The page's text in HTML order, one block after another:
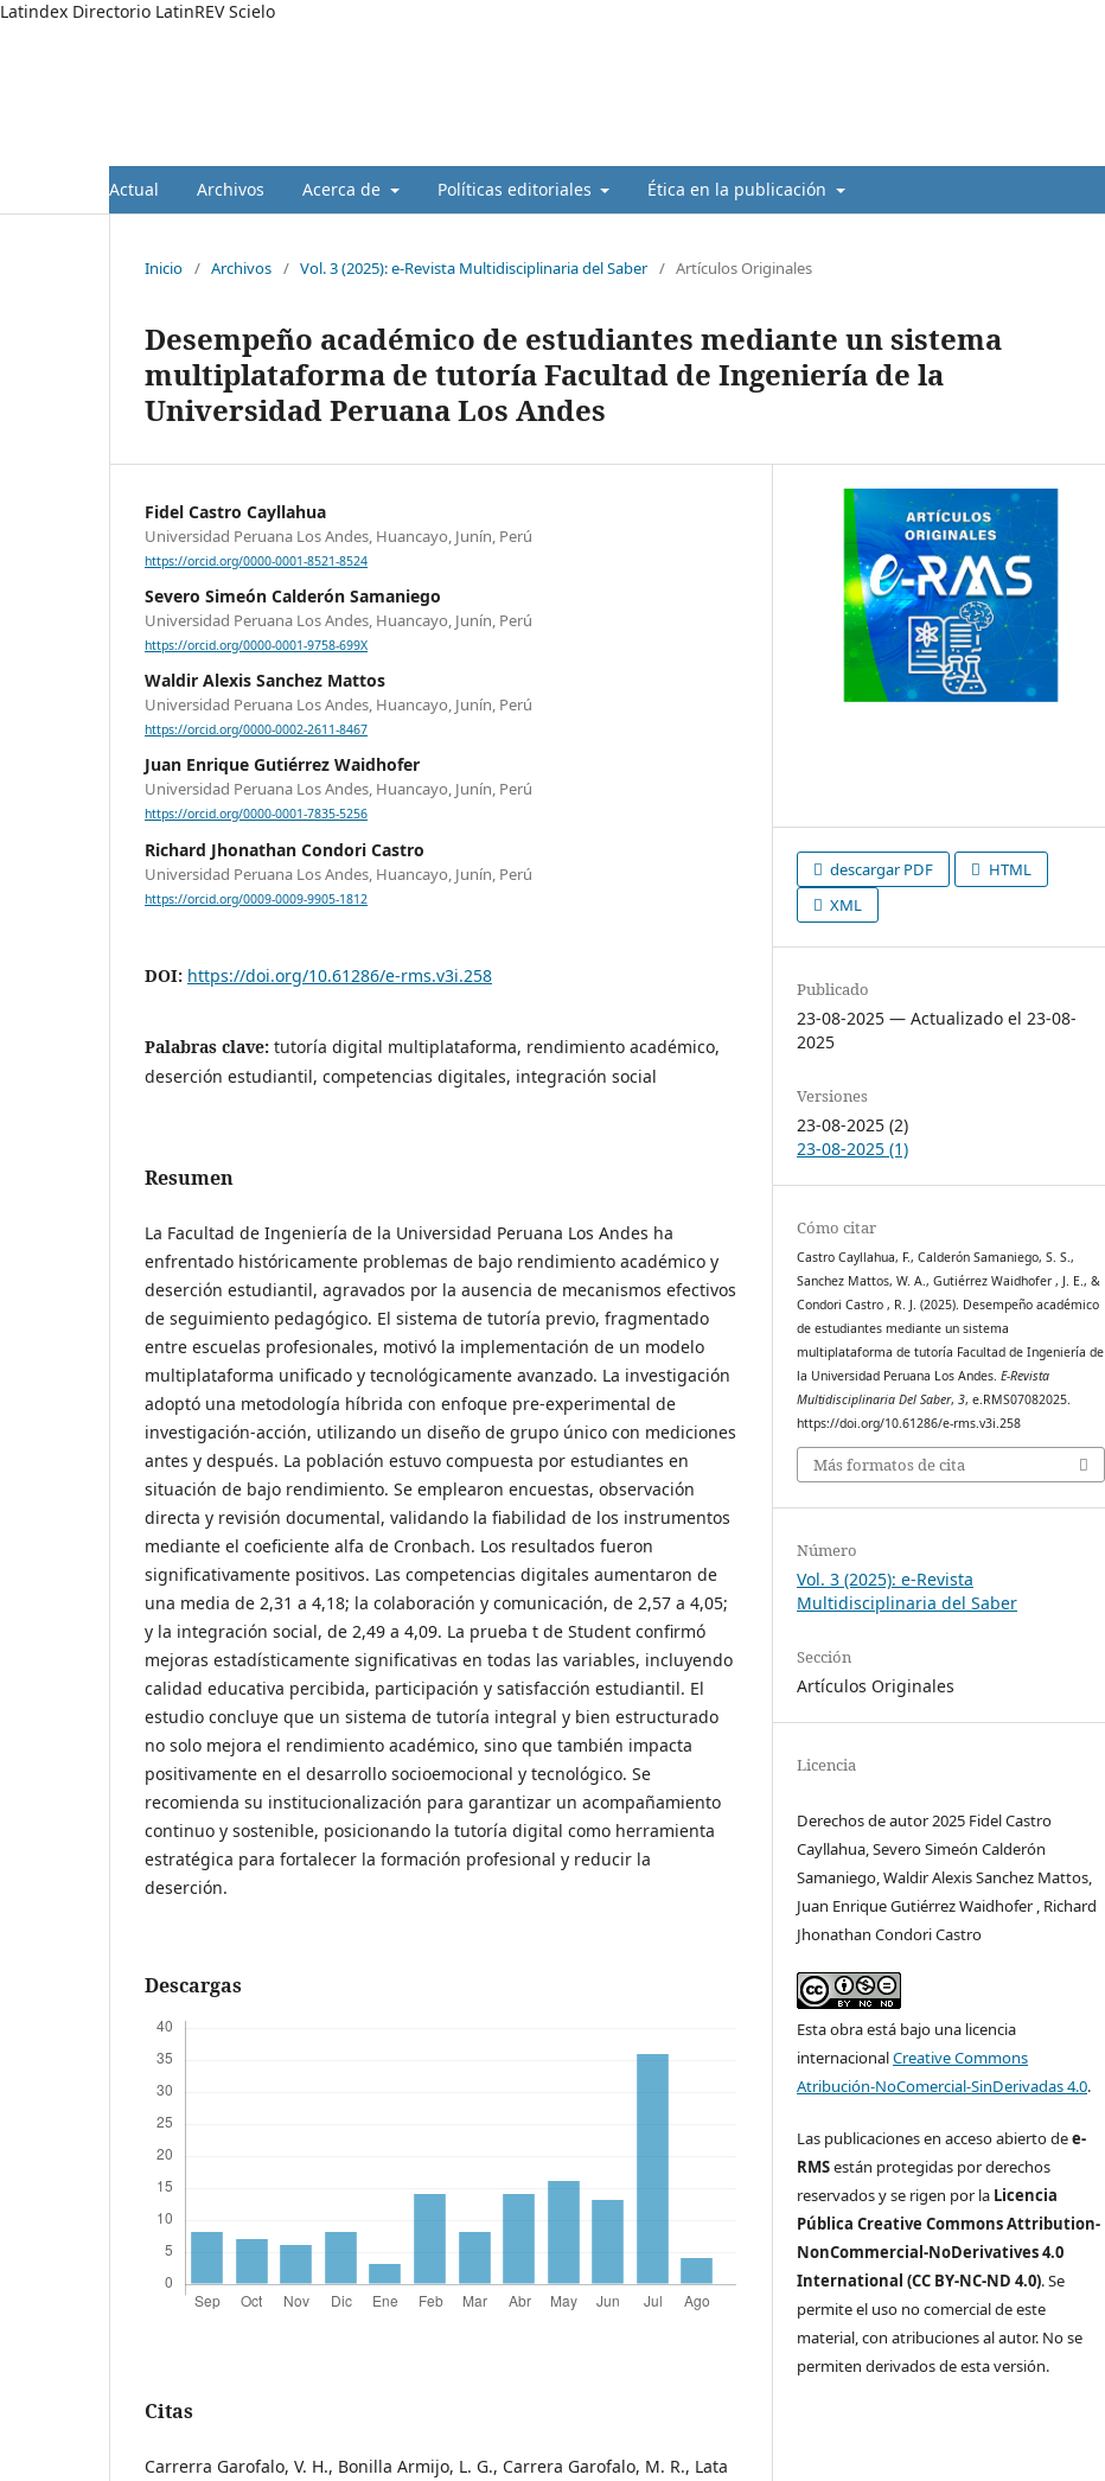
Latindex Directorio LatinREV Scielo
Actual Archivos Acerca de Políticas editoriales Ética en la publicación
Inicio / Archivos / Vol. 3 (2025): e-Revista Multidisciplinaria del Saber / Artículos Originales
Desempeño académico de estudiantes mediante un sistema
multiplataforma de tutoría Facultad de Ingeniería de la
Universidad Peruana Los Andes
Fidel Castro Cayllahua
Universidad Peruana Los Andes, Huancayo, Junín, Perú
https://orcid.org/0000-0001-8521-8524
Severo Simeón Calderón Samaniego
Universidad Peruana Los Andes, Huancayo, Junín, Perú
https://orcid.org/0000-0001-9758-699X
Waldir Alexis Sanchez Mattos
Universidad Peruana Los Andes, Huancayo, Junín, Perú
https://orcid.org/0000-0002-2611-8467
Juan Enrique Gutiérrez Waidhofer
Universidad Peruana Los Andes, Huancayo, Junín, Perú
https://orcid.org/0000-0001-7835-5256
Richard Jhonathan Condori Castro
Universidad Peruana Los Andes, Huancayo, Junín, Perú
https://orcid.org/0009-0009-9905-1812
DOI: https://doi.org/10.61286/e-rms.v3i.258
Palabras clave: tutoría digital multiplataforma, rendimiento académico,
deserción estudiantil, competencias digitales, integración social
Resumen
La Facultad de Ingeniería de la Universidad Peruana Los Andes ha
enfrentado históricamente problemas de bajo rendimiento académico y
deserción estudiantil, agravados por la ausencia de mecanismos efectivos
de seguimiento pedagógico. El sistema de tutoría previo, fragmentado
entre escuelas profesionales, motivó la implementación de un modelo
multiplataforma unificado y tecnológicamente avanzado. La investigación
adoptó una metodología híbrida con enfoque pre-experimental de
investigación-acción, utilizando un diseño de grupo único con mediciones
antes y después. La población estuvo compuesta por estudiantes en
situación de bajo rendimiento. Se emplearon encuestas, observación
directa y revisión documental, validando la fiabilidad de los instrumentos
mediante el coeficiente alfa de Cronbach. Los resultados fueron
significativamente positivos. Las competencias digitales aumentaron de
una media de 2,31 a 4,18; la colaboración y comunicación, de 2,57 a 4,05;
y la integración social, de 2,49 a 4,09. La prueba t de Student confirmó
mejoras estadísticamente significativas en todas las variables, incluyendo
calidad educativa percibida, participación y satisfacción estudiantil. El
estudio concluye que un sistema de tutoría integral y bien estructurado
no solo mejora el rendimiento académico, sino que también impacta
positivamente en el desarrollo socioemocional y tecnológico. Se
recomienda su institucionalización para garantizar un acompañamiento
continuo y sostenible, posicionando la tutoría digital como herramienta
estratégica para fortalecer la formación profesional y reducir la
deserción.
Descargas
Citas
Carrerra Garofalo, V. H., Bonilla Armijo, L. G., Carrera Garofalo, M. R., Lata
descargar PDF
HTML
XML
Publicado
23-08-2025 — Actualizado el 23-08-
2025
Versiones
23-08-2025 (2)
23-08-2025 (1)
Cómo citar
Castro Cayllahua, F., Calderón Samaniego, S. S.,
Sanchez Mattos, W. A., Gutiérrez Waidhofer , J. E., &
Condori Castro , R. J. (2025). Desempeño académico
de estudiantes mediante un sistema
multiplataforma de tutoría Facultad de Ingeniería de
la Universidad Peruana Los Andes.E-Revista
Multidisciplinaria Del Saber,3, e.RMS07082025.
https://doi.org/10.61286/e-rms.v3i.258
Más formatos de cita
Número
Vol. 3 (2025): e-Revista
Multidisciplinaria del Saber
Sección
Artículos Originales
Licencia
Derechos de autor 2025 Fidel Castro
Cayllahua, Severo Simeón Calderón
Samaniego, Waldir Alexis Sanchez Mattos,
Juan Enrique Gutiérrez Waidhofer , Richard
Jhonathan Condori Castro
Esta obra está bajo una licencia
internacionalCreative Commons
Atribución-NoComercial-SinDerivadas 4.0.
Las publicaciones en acceso abierto dee-
RMSestán protegidas por derechos
reservados y se rigen por la Licencia
Pública Creative Commons Attribution-
NonCommercial-NoDerivatives 4.0
International (CC BY-NC-ND 4.0). Se
permite el uso no comercial de este
material, con atribuciones al autor. No se
permiten derivados de esta versión.